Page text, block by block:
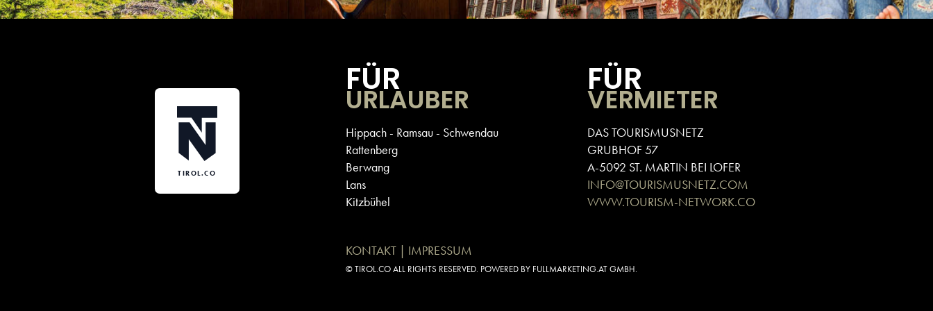
TIROL.CO
FÜR
URLAUBER
Hippach - Ramsau - Schwendau
Rattenberg
Berwang
Lans
Kitzbühel
FÜR
VERMIETER
DAS TOURISMUSNETZ
GRUBHOF 57
A-5092 ST. MARTIN BEI LOFER
INFO@TOURISMUSNETZ.COM
WWW.TOURISM-NETWORK.CO
KONTAKT | IMPRESSUM
© TIROL.CO ALL RIGHTS RESERVED. POWERED BY FULLMARKETING.AT GMBH.